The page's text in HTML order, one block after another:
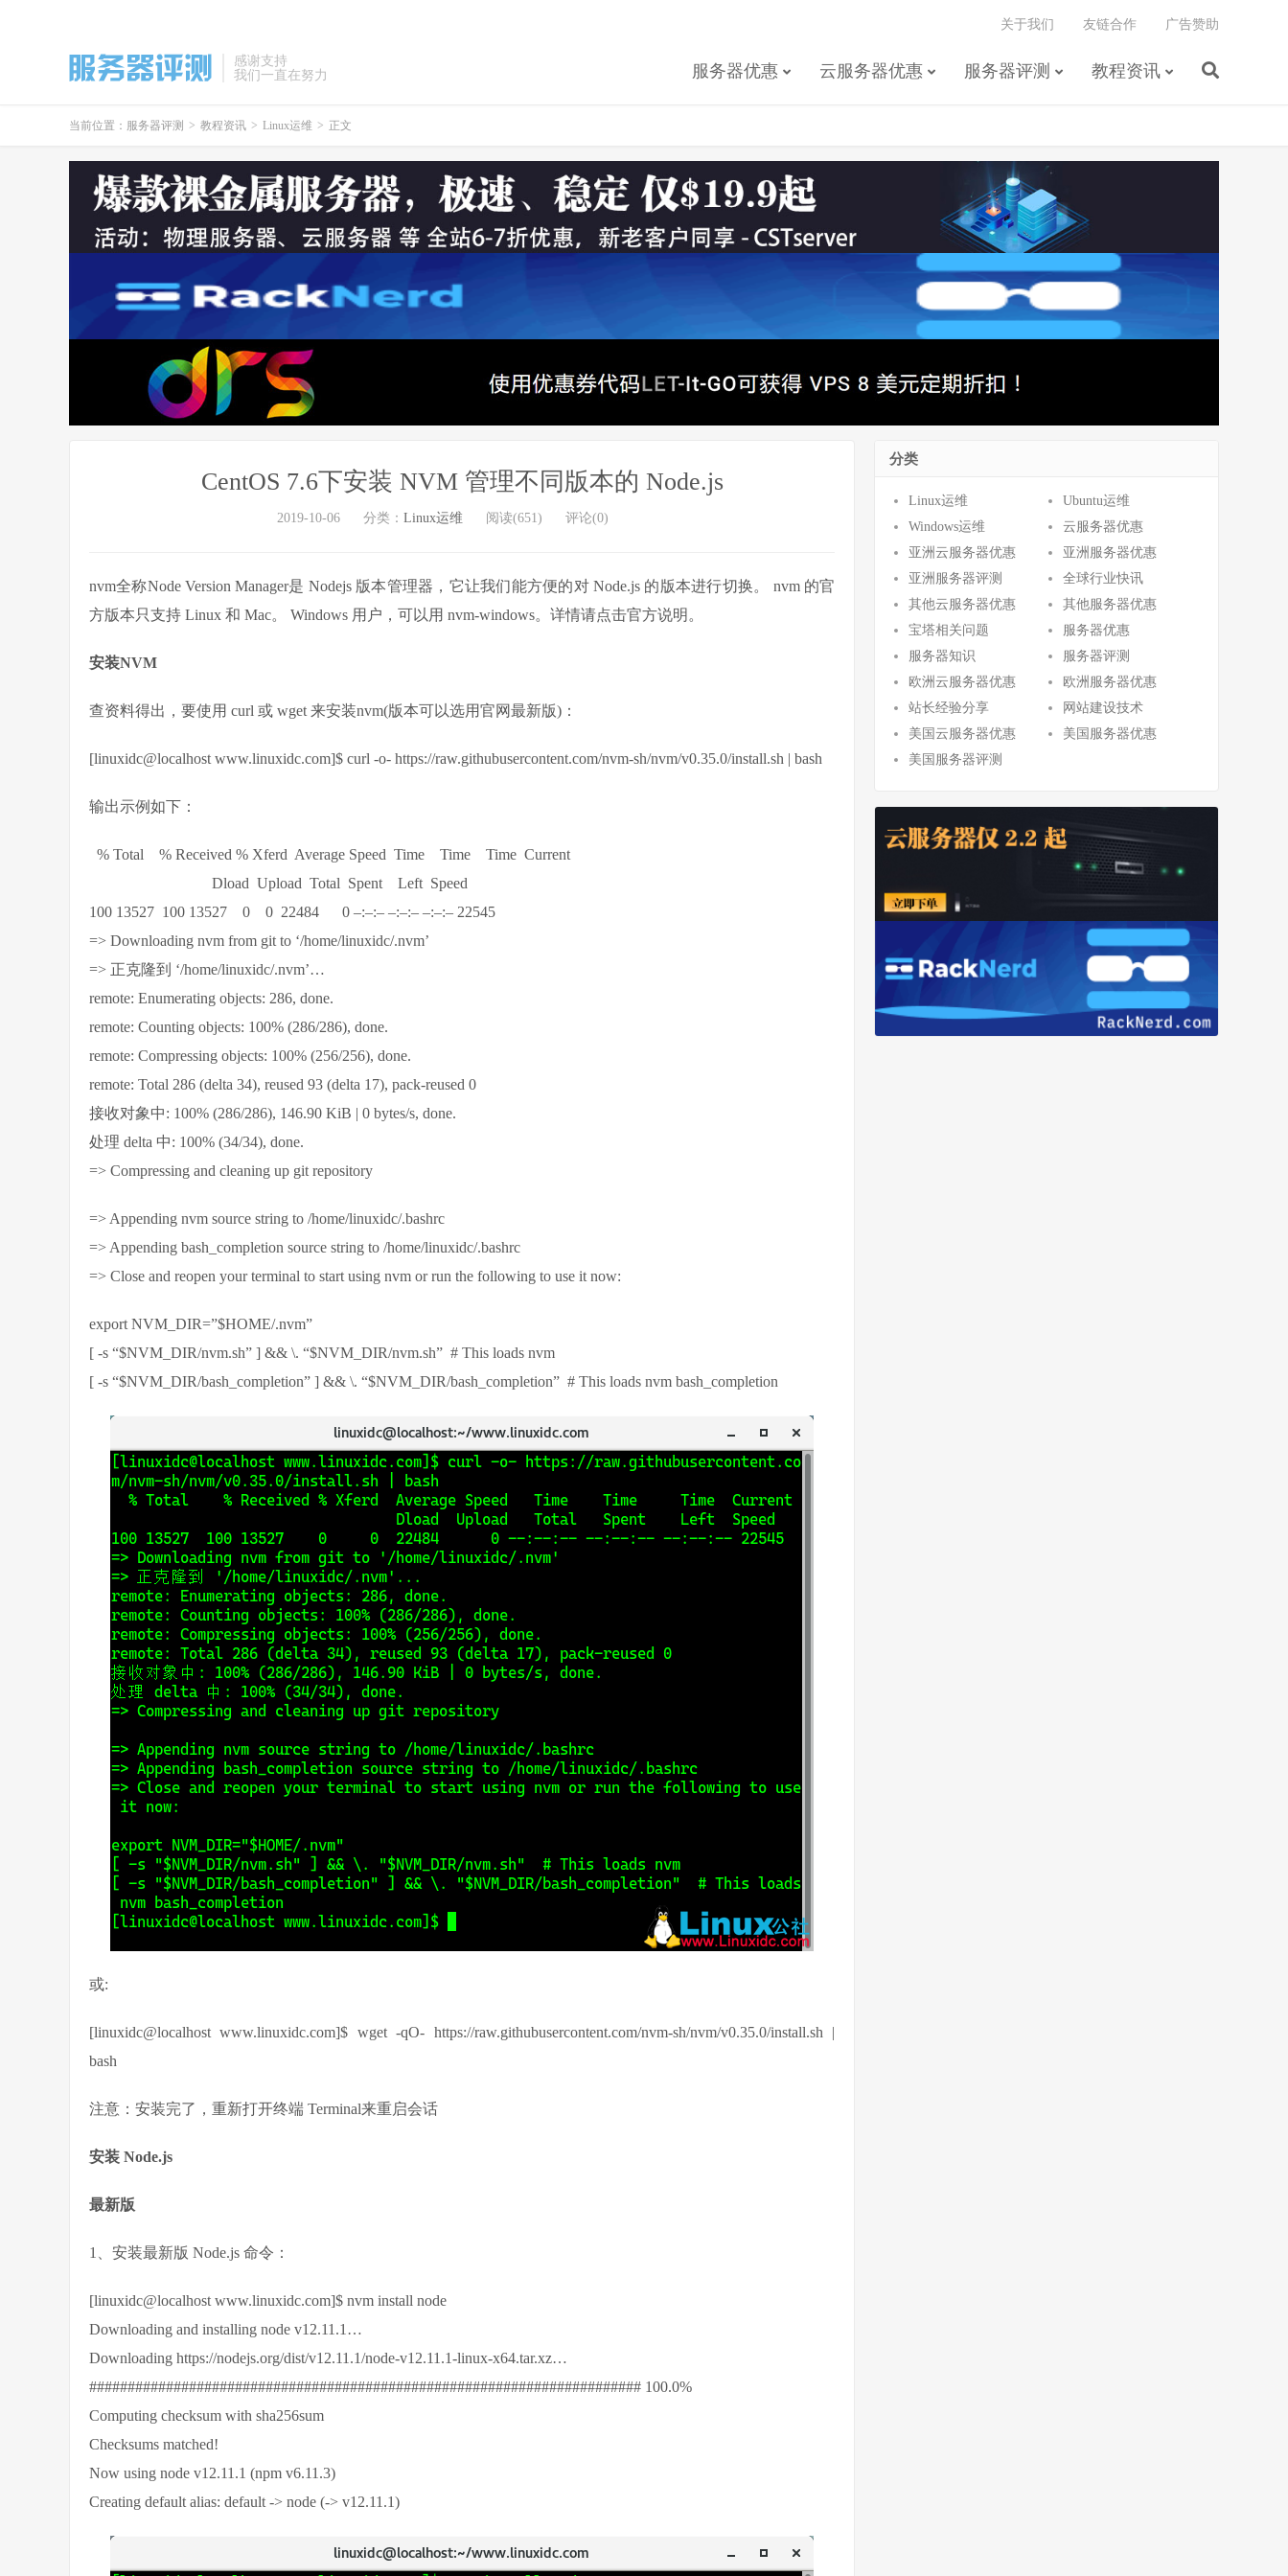
感谢支持
我们一直在努力
服务器优惠 云服务器优惠 服务器评测 教程资讯
关于我们 友链合作 广告赞助
当前位置： 服务器评测 > 教程资讯 > Linux运维 > 正文
CentOS 7.6下安装 NVM 管理不同版本的 Node.js
2019-10-06 分类： Linux运维 阅读(651) 评论(0)
nvm全称Node Version Manager是 Nodejs 版本管理器，它让我们能方便的对 Node.js 的版本进行切换。 nvm 的官
方版本只支持 Linux 和 Mac。 Windows 用户，可以用 nvm-windows。详情请点击官方说明。
安装NVM
查资料得出，要使用 curl 或 wget 来安装nvm(版本可以选用官网最新版)：
[linuxidc@localhost www.linuxidc.com]$ curl -o- https://raw.githubusercontent.com/nvm-sh/nvm/v0.35.0/install.sh | bash
输出示例如下：
% Total % Received % Xferd Average Speed Time Time Time Current
Dload Upload Total Spent Left Speed
100 13527 100 13527 0 0 22484 0 –:–:– –:–:– –:–:– 22545
=> Downloading nvm from git to ‘/home/linuxidc/.nvm’
=> 正克隆到 ‘/home/linuxidc/.nvm’…
remote: Enumerating objects: 286, done.
remote: Counting objects: 100% (286/286), done.
remote: Compressing objects: 100% (256/256), done.
remote: Total 286 (delta 34), reused 93 (delta 17), pack-reused 0
接收对象中: 100% (286/286), 146.90 KiB | 0 bytes/s, done.
处理 delta 中: 100% (34/34), done.
=> Compressing and cleaning up git repository
=> Appending nvm source string to /home/linuxidc/.bashrc
=> Appending bash_completion source string to /home/linuxidc/.bashrc
=> Close and reopen your terminal to start using nvm or run the following to use it now:
export NVM_DIR=”$HOME/.nvm”
[ -s “$NVM_DIR/nvm.sh” ] && \. “$NVM_DIR/nvm.sh” # This loads nvm
[ -s “$NVM_DIR/bash_completion” ] && \. “$NVM_DIR/bash_completion” # This loads nvm bash_completion
或:
[linuxidc@localhost www.linuxidc.com]$ wget -qO- https://raw.githubusercontent.com/nvm-sh/nvm/v0.35.0/install.sh |
bash
注意：安装完了，重新打开终端 Terminal来重启会话
安装 Node.js
最新版
1、安装最新版 Node.js 命令：
[linuxidc@localhost www.linuxidc.com]$ nvm install node
Downloading and installing node v12.11.1…
Downloading https://nodejs.org/dist/v12.11.1/node-v12.11.1-linux-x64.tar.xz…
######################################################################## 100.0%
Computing checksum with sha256sum
Checksums matched!
Now using node v12.11.1 (npm v6.11.3)
Creating default alias: default -> node (-> v12.11.1)
分类
Linux运维
Ubuntu运维
Windows运维
云服务器优惠
亚洲云服务器优惠
亚洲服务器优惠
亚洲服务器评测
全球行业快讯
其他云服务器优惠
其他服务器优惠
宝塔相关问题
服务器优惠
服务器知识
服务器评测
欧洲云服务器优惠
欧洲服务器优惠
站长经验分享
网站建设技术
美国云服务器优惠
美国服务器优惠
美国服务器评测